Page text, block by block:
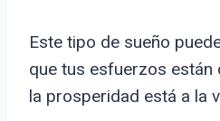
Este tipo de sueño
que tus esfuerzos
la prosperidad está a la